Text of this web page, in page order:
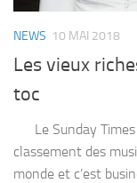
NEWS 10 MAI 2018
Les vieux
toc
Le Sunday Times
classement des
monde et c’est